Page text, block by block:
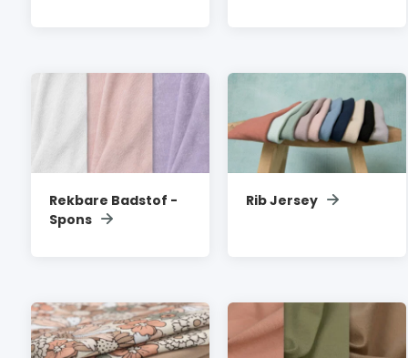
Rekbare Badstof -
Spons
Rib Jersey